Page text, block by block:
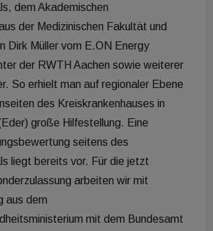
dem Akademischen
der Medizinischen Fakultät und
Dirk Müller vom E.ON Energy
der RWTH Aachen sowie weiterer
So erhielt man auf regionaler Ebene
des Kreiskrankenhauses in
große Hilfestellung. Eine
seitens des
liegt bereits vor. Für die jetzt
arbeiten wir mit
aus dem
mit dem Bundesamt